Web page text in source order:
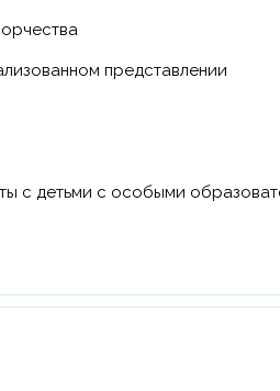
представлении
с детьми с особыми